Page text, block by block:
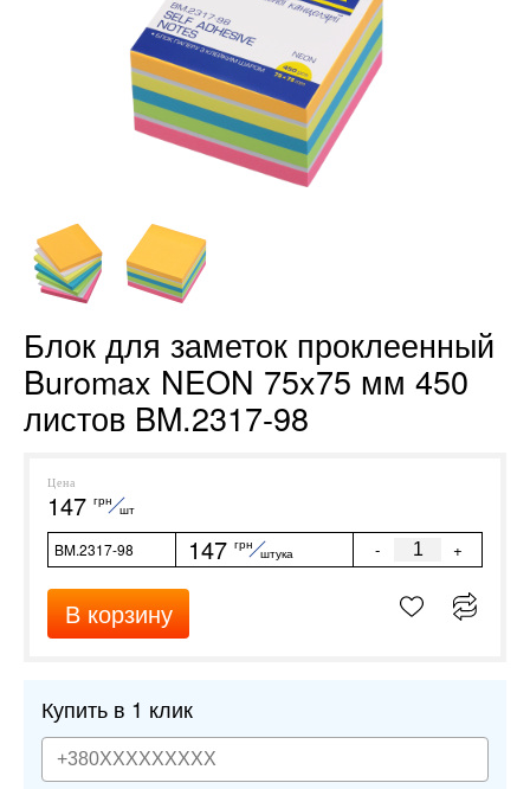
Блок для заметок проклеенный
Buromax NEON 75x75 мм 450
листов BM.2317-98
Цена
147 грн
шт
BM.2317-98 147 грн
штука - +
В корзину
Купить в 1 клик